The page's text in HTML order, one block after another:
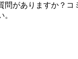
問がありますか？コ